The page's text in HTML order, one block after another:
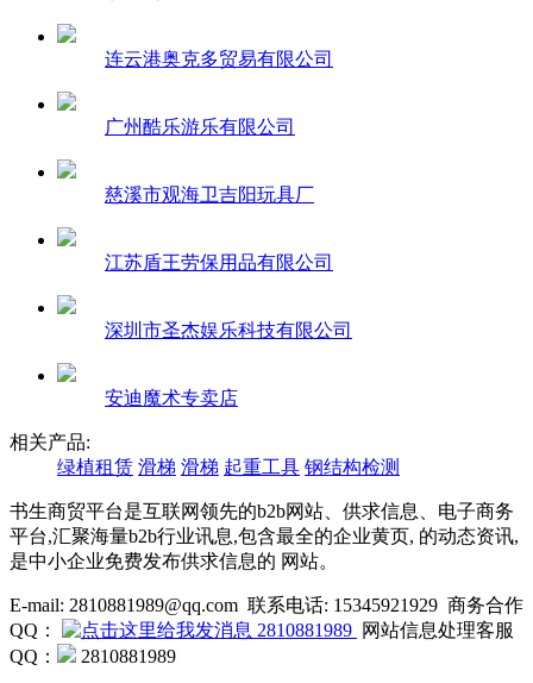
连云港奥克多贸易有限公司
广州酷乐游乐有限公司
慈溪市观海卫吉阳玩具厂
江苏盾王劳保用品有限公司
深圳市圣杰娱乐科技有限公司
安迪魔术专卖店
相关产品:
绿植租赁 滑梯 滑梯 起重工具 钢结构检测
书生商贸平台是互联网领先的b2b网站、供求信息、电子商务
平台,汇聚海量b2b行业讯息,包含最全的企业黄页, 的动态资讯,
是中小企业免费发布供求信息的 网站。
E-mail: 2810881989@qq.com 联系电话: 15345921929 商务合作
QQ：
2810881989 网站信息处理客服
QQ：
2810881989